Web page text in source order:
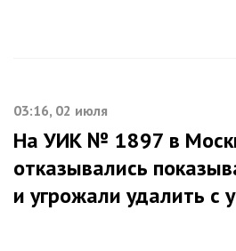
03:16, 02 июля
На УИК № 1897 в
отказывались
и угрожали удалить с